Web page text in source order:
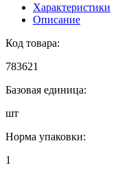
Характеристики
Описание
Код товара:
783621
Базовая единица:
шт
Норма упаковки:
1